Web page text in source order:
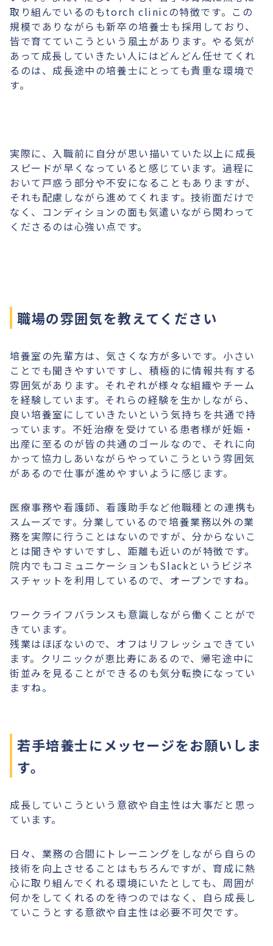
取り組んでいるのもtorch clinicの特徴です。この
規模でありながらも新卒の培養士も採用しており、
皆で育てていこうという風土があります。やる気が
あって成長していきたい人にはどんどん任せてくれ
るのは、成長途中の培養士にとっても貴重な環境で
す。
実際に、入職前に自分が思い描いていた以上に成長
スピードが早くなっていると感じています。過程に
おいて戸惑う部分や不安になることもありますが、
それも配慮しながら進めてくれます。技術面だけで
なく、コンディションの面も気遣いながら関わって
くださるのは心強い点です。
職場の雰囲気を教えてください
培養室の先輩方は、気さくな方が多いです。小さい
ことでも聞きやすいですし、積極的に情報共有する
雰囲気があります。それぞれが様々な組織やチーム
を経験しています。それらの経験を生かしながら、
良い培養室にしていきたいという気持ちを共通で持
っています。不妊治療を受けている患者様が妊娠・
出産に至るのが皆の共通のゴールなので、それに向
かって協力しあいながらやっていこうという雰囲気
があるので仕事が進めやすいように感じます。
医療事務や看護師、看護助手など他職種との連携も
スムーズです。分業しているので培養業務以外の業
務を実際に行うことはないのですが、分からないこ
とは聞きやすいですし、距離も近いのが特徴です。
院内でもコミュニケーションもSlackというビジネ
スチャットを利用しているので、オープンですね。
ワークライフバランスも意識しながら働くことがで
きています。
残業はほぼないので、オフはリフレッシュできてい
ます。クリニックが恵比寿にあるので、帰宅途中に
街並みを見ることができるのも気分転換になってい
ますね。
若手培養士にメッセージをお願いしま
す。
成長していこうという意欲や自主性は大事だと思っ
ています。
日々、業務の合間にトレーニングをしながら自らの
技術を向上させることはもちろんですが、育成に熱
心に取り組んでくれる環境にいたとしても、周囲が
何かをしてくれるのを待つのではなく、自ら成長し
ていこうとする意欲や自主性は必要不可欠です。